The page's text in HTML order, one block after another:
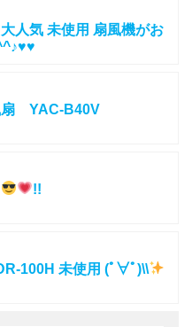
人気 未使用 扇風機がお
YAC-B40V
!!
100H 未使用 (ﾟ∀ﾟ)\\